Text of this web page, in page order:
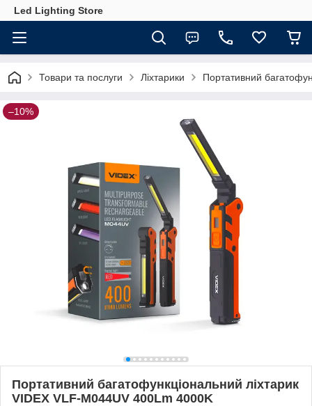
Led Lighting Store
Товари та послуги Ліхтарики Портативний
–10%
Портативний багатофункціональний ліхтарик
VIDEX VLF-M044UV 400Lm 4000K